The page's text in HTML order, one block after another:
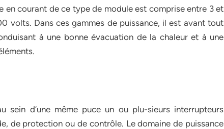
en courant de ce type de module est comprise entre 3 et
volts. Dans ces gammes de puissance, il est avant tout
à une bonne évacuation de la chaleur et à une
sein d’une même puce un ou plu-sieurs interrupteurs
de protection ou de contrôle. Le domaine de puissance